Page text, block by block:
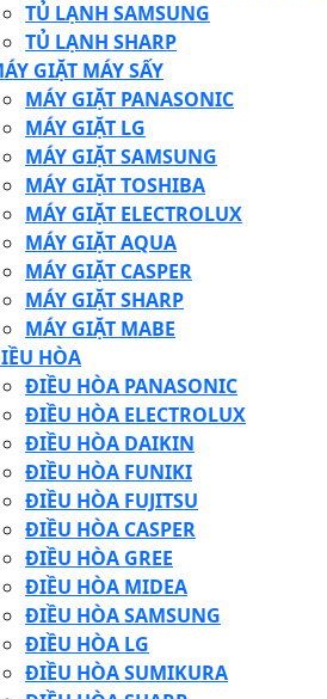
TỦ LẠNH SAMSUNG
TỦ LẠNH SHARP
GIẶT MÁY SẤY
MÁY GIẶT PANASONIC
MÁY GIẶT LG
MÁY GIẶT SAMSUNG
MÁY GIẶT TOSHIBA
MÁY GIẶT ELECTROLUX
MÁY GIẶT AQUA
MÁY GIẶT CASPER
MÁY GIẶT SHARP
MÁY GIẶT MABE
HÒA
ĐIỀU HÒA PANASONIC
ĐIỀU HÒA ELECTROLUX
ĐIỀU HÒA DAIKIN
ĐIỀU HÒA FUNIKI
ĐIỀU HÒA FUJITSU
ĐIỀU HÒA CASPER
ĐIỀU HÒA GREE
ĐIỀU HÒA MIDEA
ĐIỀU HÒA SAMSUNG
ĐIỀU HÒA LG
ĐIỀU HÒA SUMIKURA